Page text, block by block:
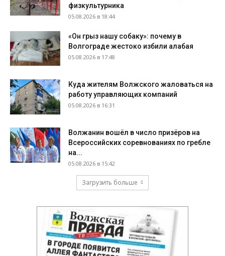
физкультурника
05.08.2026 в 18:44
«Он грыз нашу собаку»: почему в
Волгограде жестоко избили алабая
05.08.2026 в 17:48
Куда жителям Волжского жаловаться на
работу управляющих компаний
05.08.2026 в 16:31
Волжанин вошёл в число призёров на
Всероссийских соревнованиях по гребле
на...
05.08.2026 в 15:42
Загрузить больше